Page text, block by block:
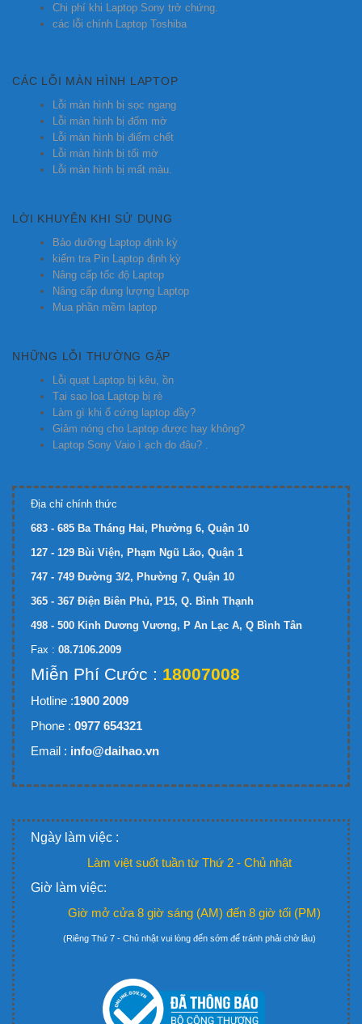
Chi phí khi Laptop Sony trở chứng.
các lỗi chính Laptop Toshiba
CÁC LỖI MÀN HÌNH LAPTOP
Lỗi màn hình bị sọc ngang
Lỗi màn hình bị đốm mờ
Lỗi màn hình bị điểm chết
Lỗi màn hình bị tối mờ
Lỗi màn hình bị mất màu.
LỜI KHUYÊN KHI SỬ DỤNG
Bảo dưỡng Laptop định kỳ
kiểm tra Pin Laptop định kỳ
Nâng cấp tốc độ Laptop
Nâng cấp dung lượng Laptop
Mua phần mềm laptop
NHỮNG LỖI THƯỜNG GẶP
Lỗi quạt Laptop bị kêu, ồn
Tại sao loa Laptop bị rè
Làm gì khi ổ cứng laptop đầy?
Giảm nóng cho Laptop được hay không?
Laptop Sony Vaio ì ạch do đâu? .
Địa chỉ chính thức
683 - 685 Ba Tháng Hai, Phường 6, Quận 10
127 - 129 Bùi Viện, Phạm Ngũ Lão, Quận 1
747 - 749 Đường 3/2, Phường 7, Quận 10
365 - 367 Điện Biên Phủ, P15, Q. Bình Thạnh
498 - 500 Kinh Dương Vương, P An Lạc A, Q Bình Tân
Fax : 08.7106.2009
Miễn Phí Cước : 18007008
Hotline :1900 2009
Phone : 0977 654321
Email : info@daihao.vn
Ngày làm việc :
Làm việt suốt tuần từ Thứ 2 - Chủ nhật
Giờ làm việc:
Giờ mở cửa 8 giờ sáng (AM) đến 8 giờ tối (PM)
(Riêng Thứ 7 - Chủ nhật vui lòng đến sớm để tránh phải chờ lâu)